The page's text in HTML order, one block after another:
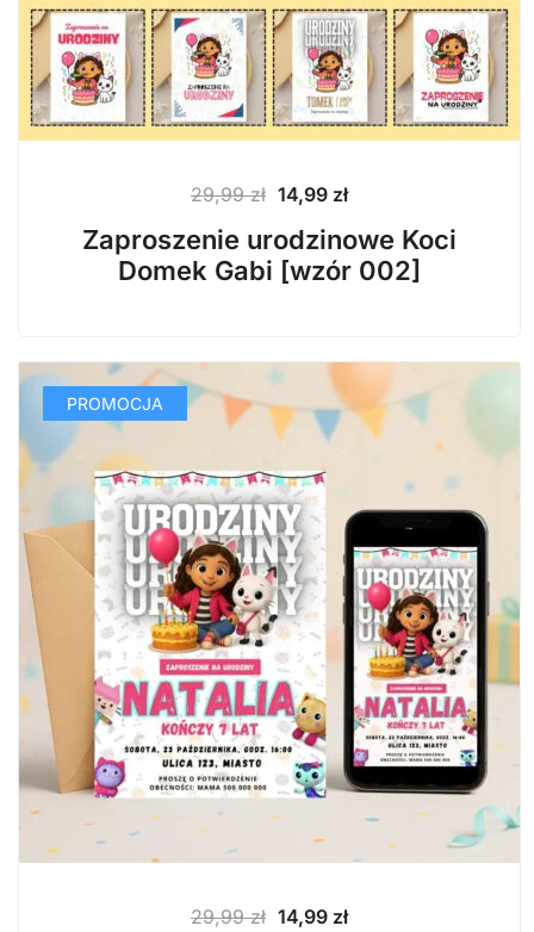
29,99zł Pierwotna
cena
wynosiła:
29,99 zł.
14,99 złAktualna
wynosi:
14,99 zł.
Zaproszenie urodzinowe Koci
Domek Gabi [wzór 002]
PROMOCJA
29,99zł Pierwotna
14,99 złAktualna